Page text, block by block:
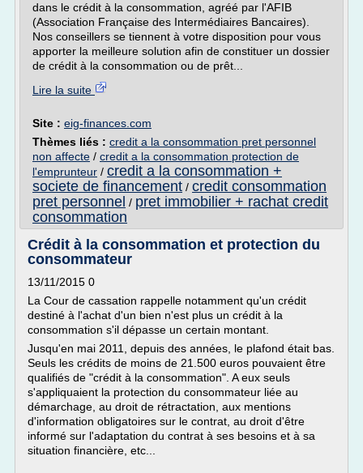
dans le crédit à la consommation, agréé par l'AFIB
(Association Française des Intermédiaires Bancaires).
Nos conseillers se tiennent à votre disposition pour vous
apporter la meilleure solution afin de constituer un dossier
de crédit à la consommation ou de prêt...
Lire la suite
Site : eig-finances.com
Thèmes liés : credit a la consommation pret personnel
non affecte / credit a la consommation protection de
l'emprunteur / credit a la consommation +
societe de financement / credit consommation
pret personnel / pret immobilier + rachat credit
consommation
Crédit à la consommation et protection du
consommateur
13/11/2015 0
La Cour de cassation rappelle notamment qu'un crédit
destiné à l'achat d'un bien n'est plus un crédit à la
consommation s'il dépasse un certain montant.
Jusqu'en mai 2011, depuis des années, le plafond était bas.
Seuls les crédits de moins de 21.500 euros pouvaient être
qualifiés de "crédit à la consommation". A eux seuls
s'appliquaient la protection du consommateur liée au
démarchage, au droit de rétractation, aux mentions
d'information obligatoires sur le contrat, au droit d'être
informé sur l'adaptation du contrat à ses besoins et à sa
situation financière, etc...